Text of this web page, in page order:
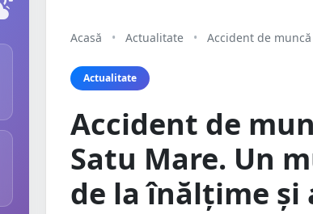
Acasă • Actualitate • Accident de
Actualitate
Accident de
Satu Mare. Un
de la înălțime și